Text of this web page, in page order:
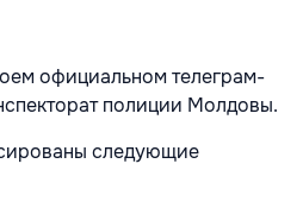
официальном телеграм-
полиции Молдовы.
следующие